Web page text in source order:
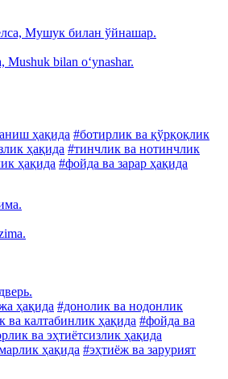
Мушук билан ўйнашар.
Mushuk bilan o‘ynashar.
ҳақида #ботирлик ва қўрқоқлик
ҳақида #тинчлик ва нотинчлик
ҳақида #фойда ва зарар ҳақида
ҳақида #донолик ва нодонлик
ва калтабинлик ҳақида #фойда ва
ва эҳтиётсизлик ҳақида
ҳақида #эҳтиёж ва зарурият